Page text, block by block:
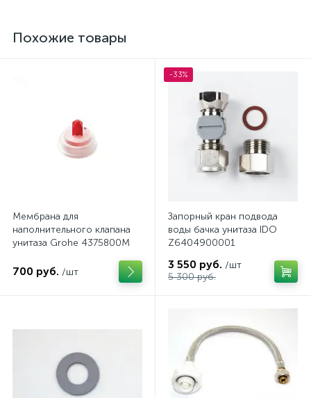
Похожие товары
Мембрана для
наполнительного клапана
унитаза Grohe 4375800M
700 руб. /шт
-33%
Запорный кран подвода
воды бачка унитаза IDO
Z6404900001
3 550 руб. /шт
5 300 руб.